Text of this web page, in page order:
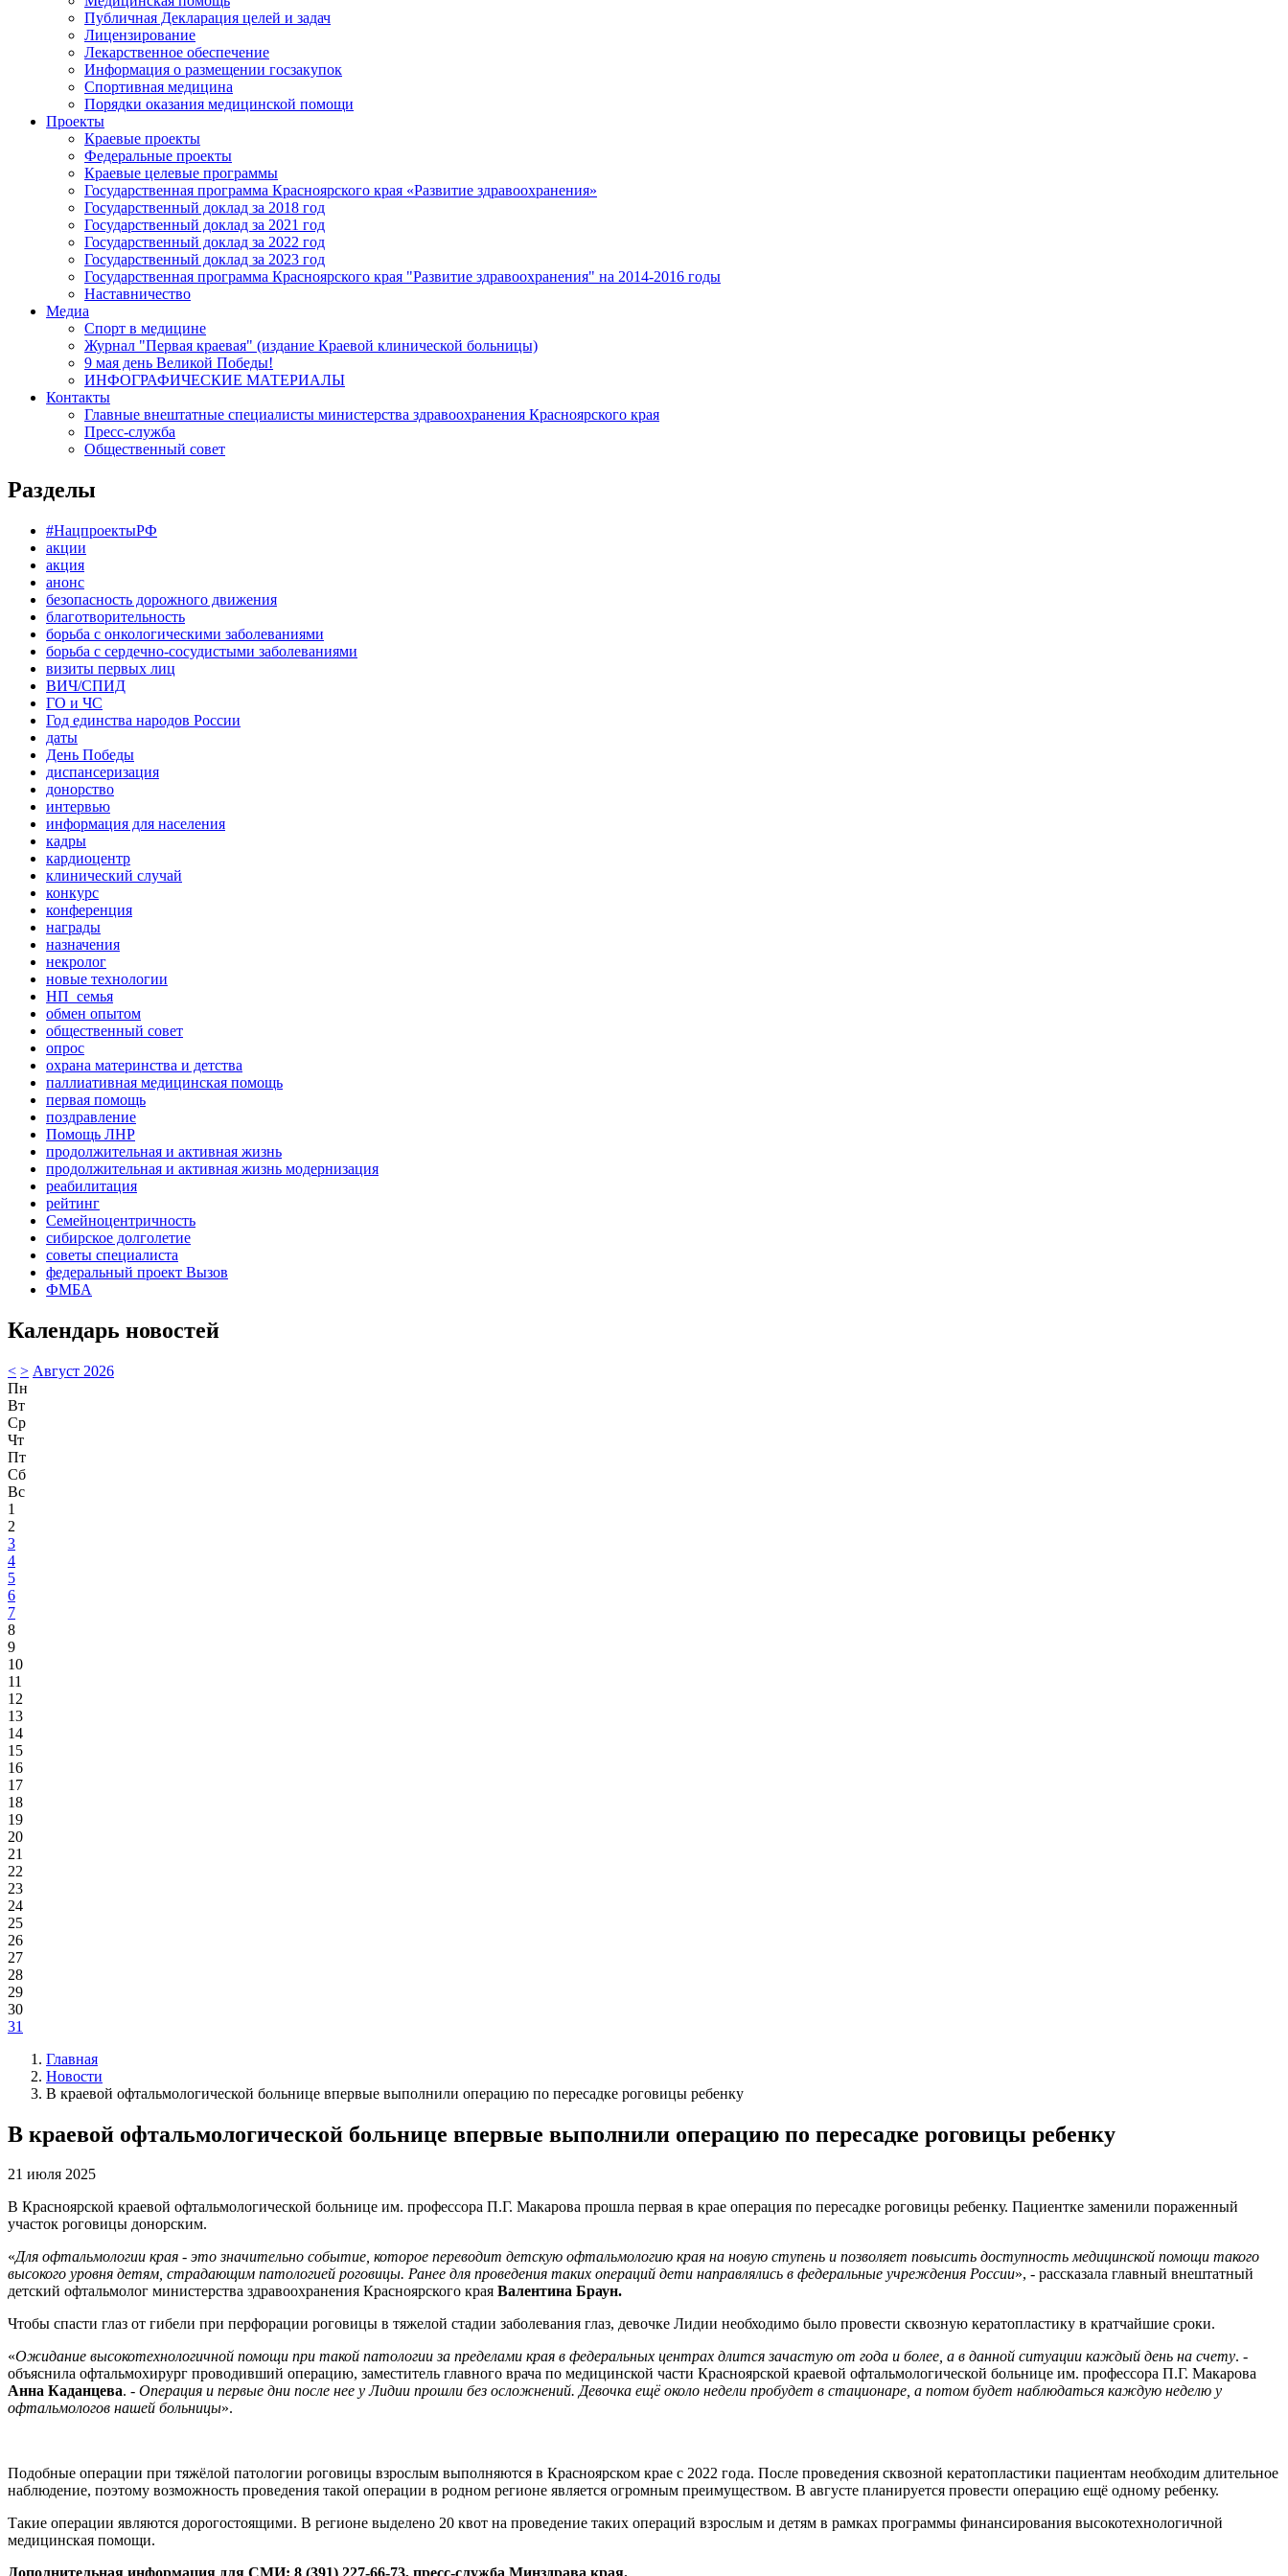
Публичная Декларация целей и задач
Лицензирование
Лекарственное обеспечение
Информация о размещении госзакупок
Спортивная медицина
Порядки оказания медицинской помощи
Проекты
Краевые проекты
Федеральные проекты
Краевые целевые программы
Государственная программа Красноярского края «Развитие здравоохранения»
Государственный доклад за 2018 год
Государственный доклад за 2021 год
Государственный доклад за 2022 год
Государственный доклад за 2023 год
Государственная программа Красноярского края "Развитие здравоохранения" на 2014-2016 годы
Наставничество
Медиа
Спорт в медицине
Журнал "Первая краевая" (издание Краевой клинической больницы)
9 мая день Великой Победы!
ИНФОГРАФИЧЕСКИЕ МАТЕРИАЛЫ
Контакты
Главные внештатные специалисты министерства здравоохранения Красноярского края
Пресс-служба
Общественный совет
Разделы
#НацпроектыРФ
акции
акция
анонс
безопасность дорожного движения
благотворительность
борьба с онкологическими заболеваниями
борьба с сердечно-сосудистыми заболеваниями
визиты первых лиц
ВИЧ/СПИД
ГО и ЧС
Год единства народов России
даты
День Победы
диспансеризация
донорство
интервью
информация для населения
кадры
кардиоцентр
клинический случай
конкурс
конференция
награды
назначения
некролог
новые технологии
НП_семья
обмен опытом
общественный совет
опрос
охрана материнства и детства
паллиативная медицинская помощь
первая помощь
поздравление
Помощь ЛНР
продолжительная и активная жизнь
продолжительная и активная жизнь модернизация
реабилитация
рейтинг
Семейноцентричность
сибирское долголетие
советы специалиста
федеральный проект Вызов
ФМБА
Календарь новостей
< > Август 2026
Пн
Вт
Ср
Чт
Пт
Сб
Вс
1
2
3
4
5
6
7
8
9
10
11
12
13
14
15
16
17
18
19
20
21
22
23
24
25
26
27
28
29
30
31
Главная
Новости
В краевой офтальмологической больнице впервые выполнили операцию по пересадке роговицы ребенку
В краевой офтальмологической больнице впервые выполнили операцию по пересадке роговицы ребенку
21 июля 2025
В Красноярской краевой офтальмологической больнице им. профессора П.Г. Макарова прошла первая в крае операция по пересадке роговицы ребенку. Пациентке заменили пораженный
участок роговицы донорским.
«Для офтальмологии края - это значительно событие, которое переводит детскую офтальмологию края на новую ступень и позволяет повысить доступность медицинской помощи такого
высокого уровня детям, страдающим патологией роговицы. Ранее для проведения таких операций дети направлялись в федеральные учреждения России», - рассказала главный внештатный
детский офтальмолог министерства здравоохранения Красноярского края Валентина Браун.
Чтобы спасти глаз от гибели при перфорации роговицы в тяжелой стадии заболевания глаз, девочке Лидии необходимо было провести сквозную кератопластику в кратчайшие сроки.
«Ожидание высокотехнологичной помощи при такой патологии за пределами края в федеральных центрах длится зачастую от года и более, а в данной ситуации каждый день на счету. -
объяснила офтальмохирург проводивший операцию, заместитель главного врача по медицинской части Красноярской краевой офтальмологической больнице им. профессора П.Г. Макарова
Анна Каданцева. - Операция и первые дни после нее у Лидии прошли без осложнений. Девочка ещё около недели пробудет в стационаре, а потом будет наблюдаться каждую неделю у
офтальмологов нашей больницы».
Подобные операции при тяжёлой патологии роговицы взрослым выполняются в Красноярском крае с 2022 года. После проведения сквозной кератопластики пациентам необходим длительное
наблюдение, поэтому возможность проведения такой операции в родном регионе является огромным преимуществом. В августе планируется провести операцию ещё одному ребенку.
Такие операции являются дорогостоящими. В регионе выделено 20 квот на проведение таких операций взрослым и детям в рамках программы финансирования высокотехнологичной
медицинская помощи.